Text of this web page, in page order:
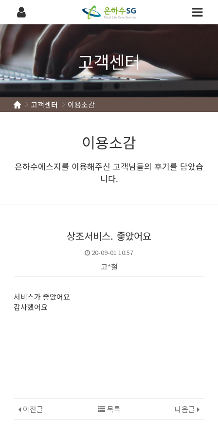
고객센터
고객센터 이용소감
이용소감
은하수에스지를 이용해주신 고객님들의 후기를 담았습
니다.
상조서비스. 좋았어요
20-09-01 10:57
고*철
본문
서비스가 좋았어요
감사했어요
이전글 다음글
목록